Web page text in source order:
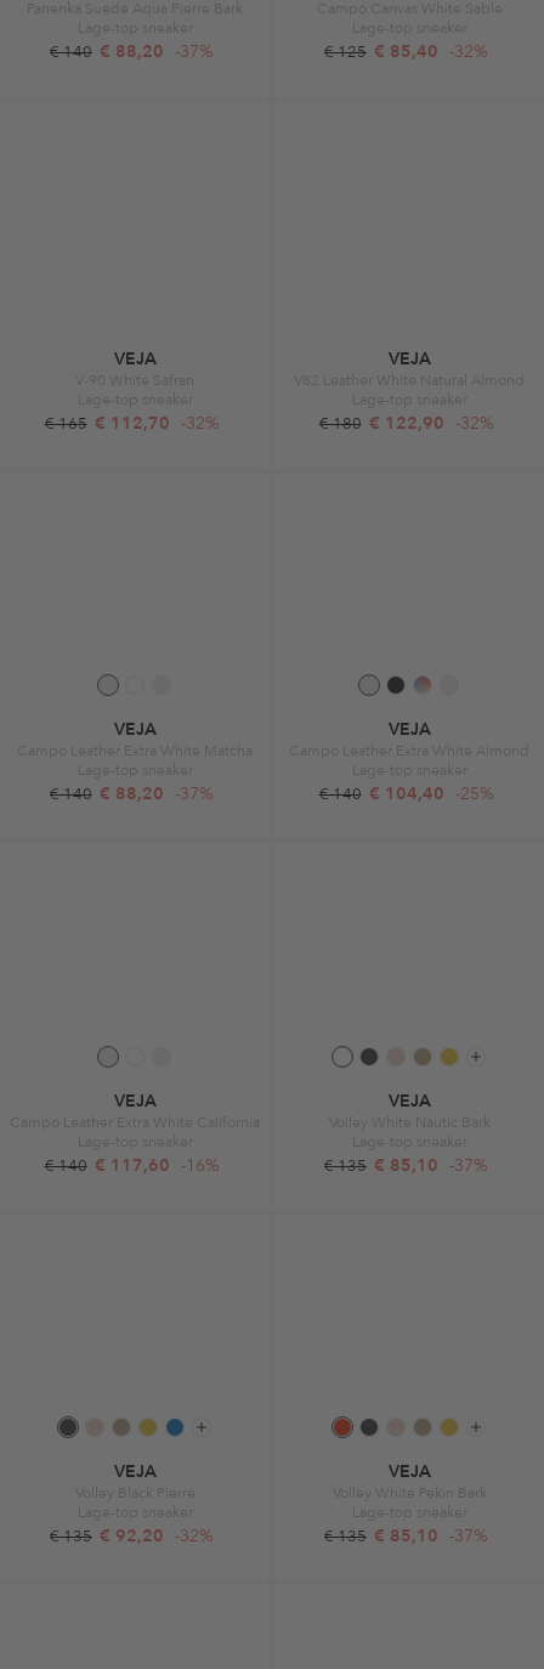
Panenka Suede Aqua Pierre Bark
Lage-top sneaker
€ 140 € 88,20 -37%
Campo Canvas White Sable
Lage-top sneaker
€ 125 € 85,40 -32%
VEJA
V-90 White Safran
Lage-top sneaker
€ 165 € 112,70 -32%
VEJA
V82 Leather White Natural Almond
Lage-top sneaker
€ 180 € 122,90 -32%
VEJA
Campo Leather Extra White Matcha
Lage-top sneaker
€ 140 € 88,20 -37%
VEJA
Campo Leather Extra White Almond
Lage-top sneaker
€ 140 € 104,40 -25%
VEJA
Campo Leather Extra White California
Lage-top sneaker
€ 140 € 117,60 -16%
VEJA
Volley White Nautic Bark
Lage-top sneaker
€ 135 € 85,10 -37%
VEJA
Volley Black Pierre
Lage-top sneaker
€ 135 € 92,20 -32%
VEJA
Volley White Pekin Bark
Lage-top sneaker
€ 135 € 85,10 -37%